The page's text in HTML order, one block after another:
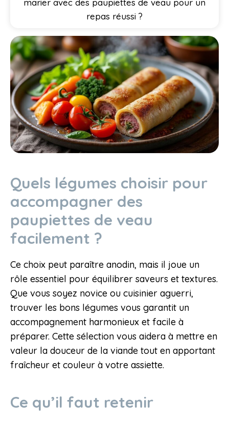
marier avec des paupiettes de veau pour un
repas réussi ?
Quels légumes choisir pour
accompagner des
paupiettes de veau
facilement ?
Ce choix peut paraître anodin, mais il joue un
rôle essentiel pour équilibrer saveurs et textures.
Que vous soyez novice ou cuisinier aguerri,
trouver les bons légumes vous garantit un
accompagnement harmonieux et facile à
préparer. Cette sélection vous aidera à mettre en
valeur la douceur de la viande tout en apportant
fraîcheur et couleur à votre assiette.
Ce qu’il faut retenir